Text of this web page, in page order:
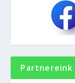
Partnereink